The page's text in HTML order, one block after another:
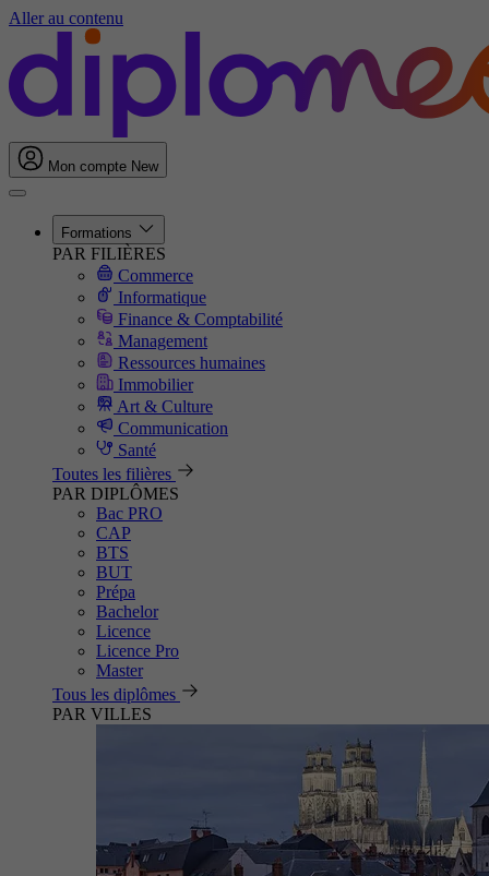
Aller au contenu
Mon compte New
Formations
PAR FILIÈRES
Commerce
Informatique
Finance & Comptabilité
Management
Ressources humaines
Immobilier
Art & Culture
Communication
Santé
Toutes les filières
PAR DIPLÔMES
Bac PRO
CAP
BTS
BUT
Prépa
Bachelor
Licence
Licence Pro
Master
Tous les diplômes
PAR VILLES